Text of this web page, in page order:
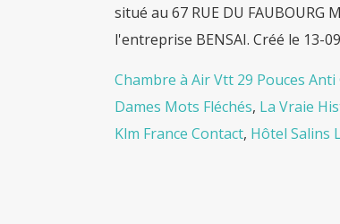
situé au 67 RUE DU FAUBOURG
l'entreprise BENSAI. Créé le 13-
Chambre à Air Vtt 29 Pouces
Dames Mots Fléchés, La Vraie
Klm France Contact, Hôtel Salins